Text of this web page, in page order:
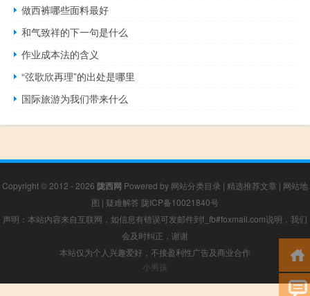
做西裤哪些面料最好
和气致祥的下一句是什么
作业成本法的含义
“弦歌欣再理”的出处是哪里
国际旅游为我们带来什么
Copyright © 2012 - 2026 陇西网 Powered by 网站分类目录 | 精选推荐文章 | 网站地
图 | 疑难解答 陇ICP备10021840号
声明：本站内容来自互联网，如信息有错误可发邮件到f_fb#foxmail.com说明，我们
会及时纠正，谢谢
本站仅为个人兴趣爱好，不接盈利性广告及商业合作
小男孩